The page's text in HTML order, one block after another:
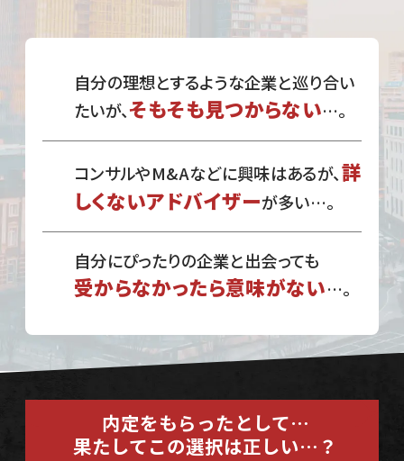
自分の理想とするような企業と巡り合い
たいが、そもそも見つからない…。
コンサルやM&Aなどに興味はあるが、詳
しくないアドバイザーが多い…。
自分にぴったりの企業と出会っても
受からなかったら意味がない…。
内定をもらったとして…
果たしてこの選択は正しい…？